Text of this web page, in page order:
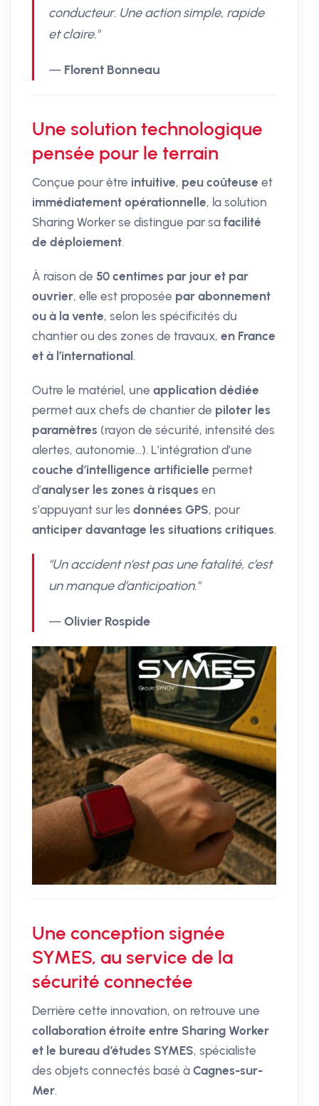
conducteur. Une action simple, rapide
et claire."
— Florent Bonneau
Une solution technologique
pensée pour le terrain
Conçue pour être intuitive, peu coûteuse et
immédiatement opérationnelle, la solution
Sharing Worker se distingue par sa facilité
de déploiement.
À raison de 50 centimes par jour et par
ouvrier, elle est proposée par abonnement
ou à la vente, selon les spécificités du
chantier ou des zones de travaux, en France
et à l’international.
Outre le matériel, une application dédiée
permet aux chefs de chantier de piloter les
paramètres (rayon de sécurité, intensité des
alertes, autonomie...). L’intégration d’une
couche d’intelligence artificielle permet
d’analyser les zones à risques en
s’appuyant sur les données GPS, pour
anticiper davantage les situations critiques.
"Un accident n’est pas une fatalité, c’est
un manque d’anticipation."
—Olivier Rospide
Une conception signée
SYMES, au service de la
sécurité connectée
Derrière cette innovation, on retrouve une
collaboration étroite entre Sharing Worker
et le bureau d’études SYMES, spécialiste
des objets connectés basé à Cagnes-sur-
Mer.